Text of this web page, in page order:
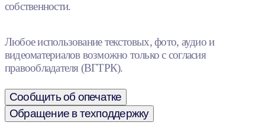
собственности.
Любое использование текстовых, фото, аудио и
видеоматериалов возможно только с согласия
правообладателя (ВГТРК).
Сообщить об опечатке
Обращение в техподдержку